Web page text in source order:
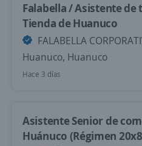
Falabella / Asistente de
Tienda de Huanuco
FALABELLA
Huanuco, Huanuco
Hace 3 días
Asistente Senior de
Huánuco (Régimen